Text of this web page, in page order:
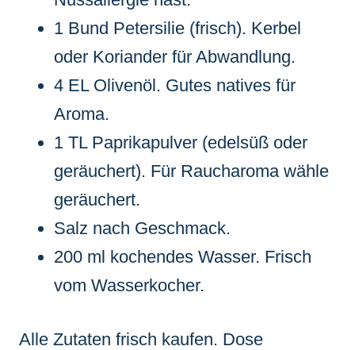
1 Bund Petersilie (frisch). Kerbel
oder Koriander für Abwandlung.
4 EL Olivenöl. Gutes natives für
Aroma.
1 TL Paprikapulver (edelsüß oder
geräuchert). Für Raucharoma wähle
geräuchert.
Salz nach Geschmack.
200 ml kochendes Wasser. Frisch
vom Wasserkocher.
Alle Zutaten frisch kaufen. Dose